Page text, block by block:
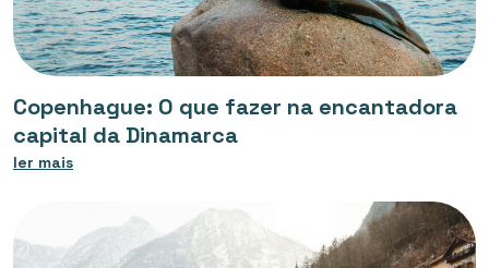
Copenhague: O que fazer na encantadora
capital da Dinamarca
ler mais